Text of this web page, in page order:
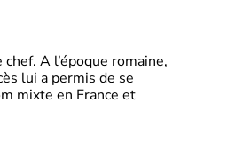
A l’époque romaine,
lui a permis de se
mixte en France et